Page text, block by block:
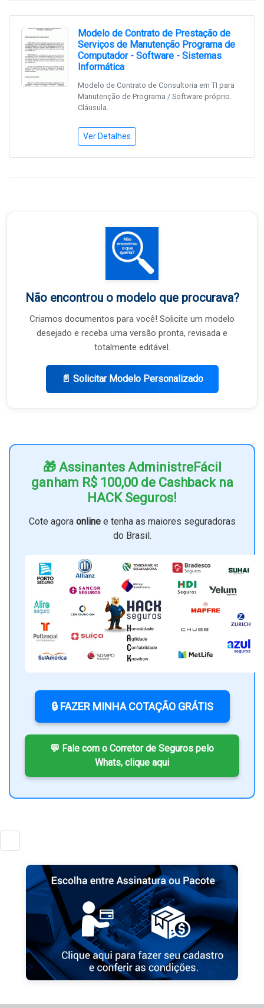
Modelo de Contrato de Prestação de
Serviços de Manutenção Programa de
Computador - Software - Sistemas
Informática
Modelo de Contrato de Consultoria em TI para
Manutenção de Programa / Software próprio.
Cláusula...
Ver Detalhes
Não encontrou o modelo que procurava?
Criamos documentos para você! Solicite um modelo
desejado e receba uma versão pronta, revisada e
totalmente editável.
📄 Solicitar Modelo Personalizado
🎁 Assinantes AdministreFácil
ganham R$ 100,00 de Cashback na
HACK Seguros!
Cote agora onlinee tenha as maiores seguradoras
do Brasil.
🔒 FAZER MINHA COTAÇÃO GRÁTIS
💬 Fale com o Corretor de Seguros pelo
Whats, clique aqui